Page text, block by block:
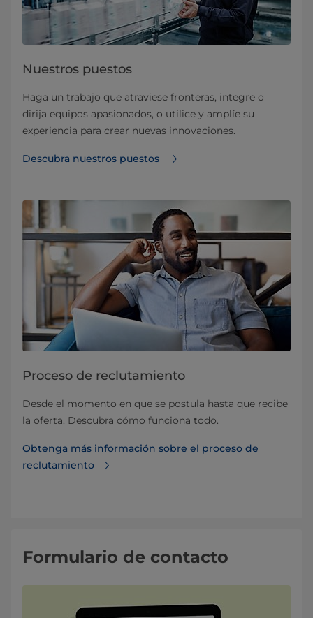
Nuestros puestos
Haga un trabajo que atraviese fronteras, integre o
dirija equipos apasionados, o utilice y amplíe su
experiencia para crear nuevas innovaciones.
Descubra nuestros puestos
Proceso de reclutamiento
Desde el momento en que se postula hasta que recibe
la oferta. Descubra cómo funciona todo.
Obtenga más información sobre el proceso de
reclutamiento
Formulario de contacto